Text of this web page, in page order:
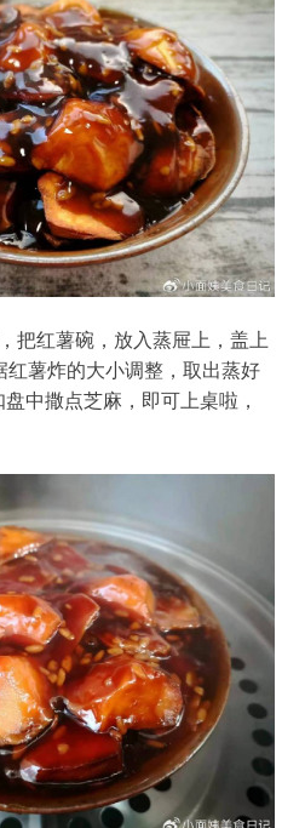
把红薯碗，放入蒸屉上，盖上
薯炸的大小调整，取出蒸好
中撒点芝麻，即可上桌啦，